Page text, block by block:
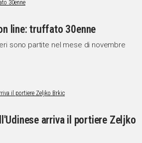
line: truffato 30enne
sono partite nel mese di novembre
arriva il portiere Zeljko